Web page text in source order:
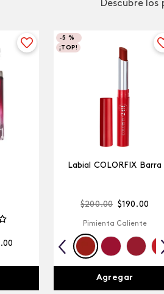
Descubre
.00
-5 %
¡TOP!
Labial COLORFIX Barra
$200.00 $190 .00
Pimienta Caliente
Agregar